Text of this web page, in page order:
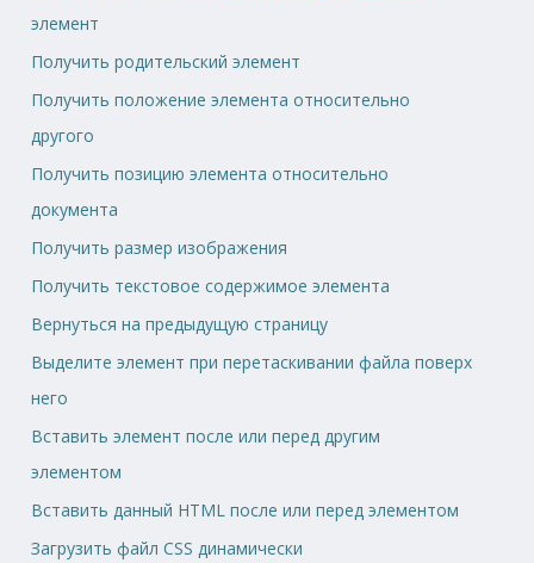
элемент
Получить родительский элемент
Получить положение элемента относительно
другого
Получить позицию элемента относительно
документа
Получить размер изображения
Получить текстовое содержимое элемента
Вернуться на предыдущую страницу
Выделите элемент при перетаскивании файла поверх
него
Вставить элемент после или перед другим
элементом
Вставить данный HTML после или перед элементом
Загрузить файл CSS динамически